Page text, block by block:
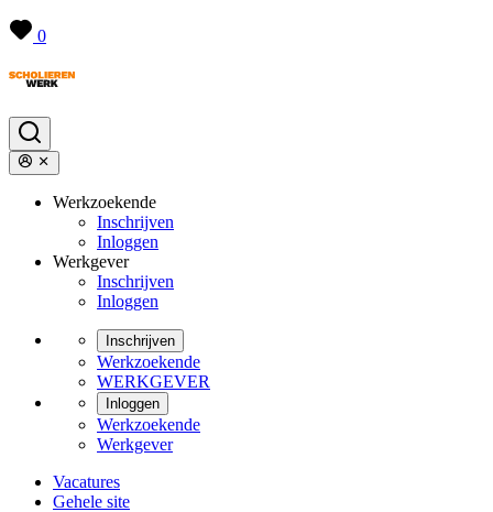
0
Werkzoekende
Inschrijven
Inloggen
Werkgever
Inschrijven
Inloggen
Inschrijven
Werkzoekende
WERKGEVER
Inloggen
Werkzoekende
Werkgever
Vacatures
Gehele site